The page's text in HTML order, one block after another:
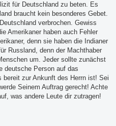
für Deutschland zu beten. Es
braucht kein besonderes Gebet.
verbrochen. Gewiss
Amerikaner haben auch Fehler
denn sie haben die Indianer
Russland, denn der Machthaber
um. Jeder sollte zunächst
deutsche Person auf das
bereit zur Ankunft des Herrn ist! Sei
Seinem Auftrag gerecht! Achte
was andere Leute dir zutragen!